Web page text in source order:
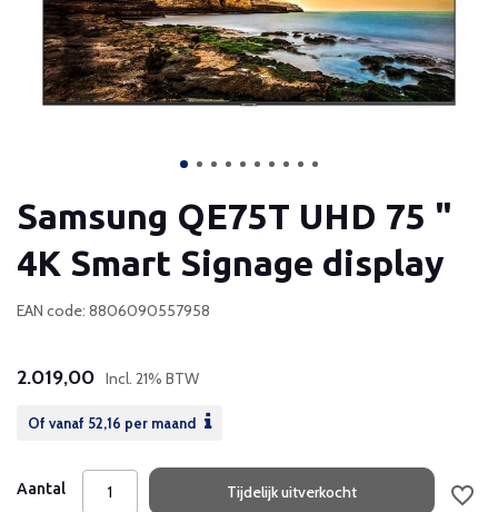
Samsung QE75T UHD 75 "
4K Smart Signage display
EAN code: 8806090557958
2.019,00 Incl. 21% BTW
Of vanaf 52,16 per maand
Aantal Tijdelijk uitverkocht